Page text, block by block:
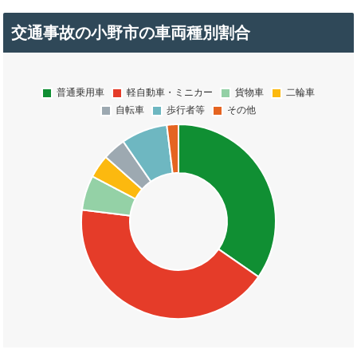
交通事故の小野市の車両種別割合